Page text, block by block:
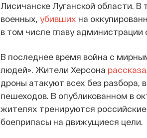
Лисичанске Луганской области.
военных, убивших на
в том числе главу администрации
В последнее время война с
людей». Жители Херсона
дроны атакуют всех без разбора,
пешеходов. В опубликованном в
жителях тренируются
боеприпасы на движущиеся цели.